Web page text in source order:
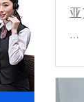
…